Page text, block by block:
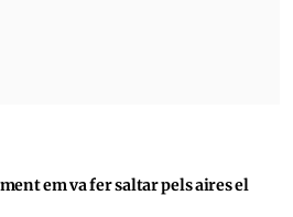
em va fer saltar pels aires el